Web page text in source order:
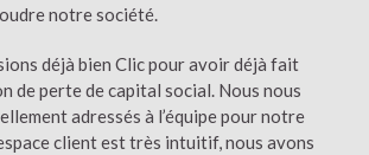
notre société.
déjà bien Clic pour avoir déjà fait
de perte de capital social. Nous nous
adressés à l’équipe pour notre
client est très intuitif, nous avons